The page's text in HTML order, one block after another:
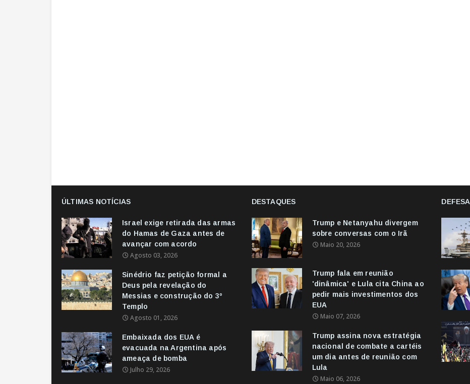
ÚLTIMAS NOTÍCIAS
Israel exige retirada das armas
do Hamas de Gaza antes de
avançar com acordo
Agosto 03, 2026
Sinédrio faz petição formal a
Deus pela revelação do
Messias e construção do 3º
Templo
Agosto 01, 2026
Embaixada dos EUA é
evacuada na Argentina após
ameaça de bomba
Julho 29, 2026
DESTAQUES
Trump e Netanyahu divergem
sobre conversas com o Irã
Maio 20, 2026
Trump fala em reunião
'dinâmica' e Lula cita China ao
pedir mais investimentos dos
EUA
Maio 07, 2026
Trump assina nova estratégia
nacional de combate a cartéis
um dia antes de reunião com
Lula
Maio 06, 2026
DEFESA